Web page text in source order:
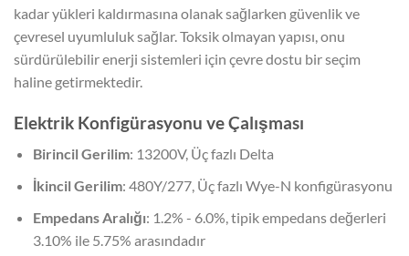
kadar yükleri kaldırmasına olanak sağlarken güvenlik ve
çevresel uyumluluk sağlar. Toksik olmayan yapısı, onu
sürdürülebilir enerji sistemleri için çevre dostu bir seçim
haline getirmektedir.
Elektrik Konfigürasyonu ve Çalışması
Birincil Gerilim: 13200V, Üç fazlı Delta
İkincil Gerilim: 480Y/277, Üç fazlı Wye-N konfigürasyonu
Empedans Aralığı: 1.2% - 6.0%, tipik empedans değerleri
3.10% ile 5.75% arasındadır